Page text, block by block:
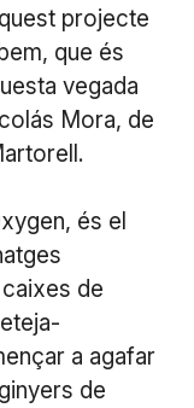
projecte
que és
vegada
Mora, de
és el
de
a agafar
de